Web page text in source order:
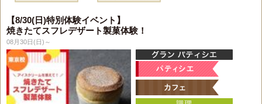
【8/30(日)特別体験イベント】
焼きたてスフレデザート製菓体験！
08月30日(日)～